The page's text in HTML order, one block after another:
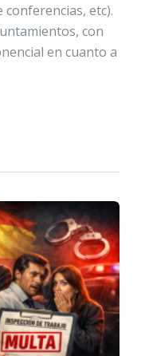
etc).
con
en cuanto a